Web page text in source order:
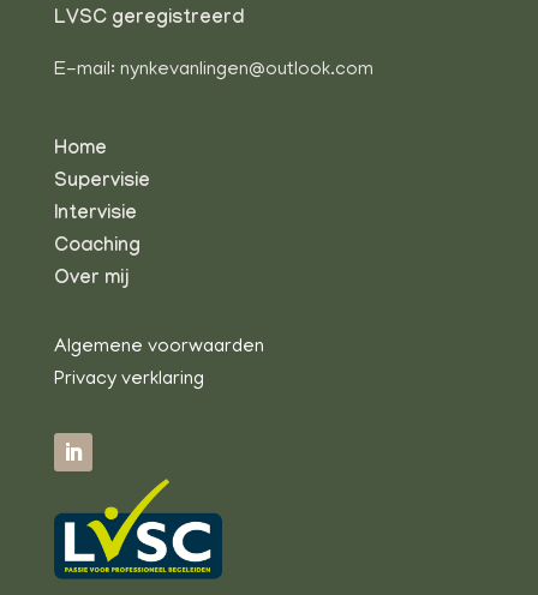
LVSC geregistreerd
E-mail: nynkevanlingen@outlook.com
Home
Supervisie
Intervisie
Coaching
Over mij
Algemene voorwaarden
Privacy verklaring